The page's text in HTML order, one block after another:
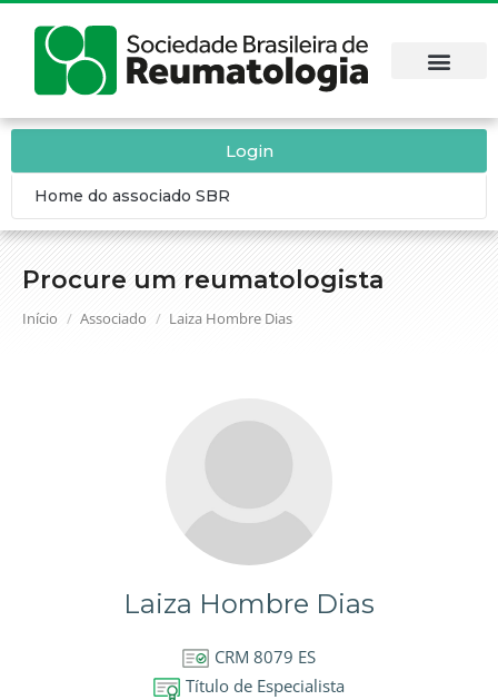
Procure um reumatologista
Você está aqui:
Início Associado Laiza Hombre Dias
Login
Home do associado SBR
Laiza Hombre Dias
CRM 8079 ES
Título de Especialista